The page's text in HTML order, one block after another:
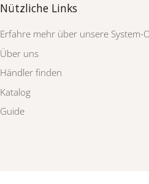
Nützliche Links
Erfahre mehr über unsere System-
Über uns
Händler finden
Katalog
Guide